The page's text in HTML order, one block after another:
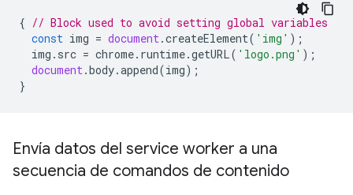
{ // Block used to avoid setting global variables
const img = document.createElement( 'img' );
img . src = chrome. runtime.getURL( 'logo.png' );
document.body.append(img);
}
Envía datos del service worker a una
secuencia de comandos de contenido